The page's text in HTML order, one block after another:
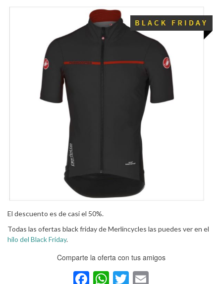
El descuento es de casi el 50%.
Todas las ofertas black friday de Merlincycles las puedes ver en el
hilo del Black Friday.
Comparte la oferta con tus amigos
Facebook
WhatsApp
Twitter